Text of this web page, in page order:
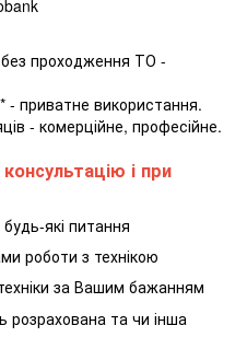
без проходження ТО -
- приватне використання.
- комерційне, професійне.
і при
які питання
роботи з технікою
за Вашим бажанням
розрахована та чи інша